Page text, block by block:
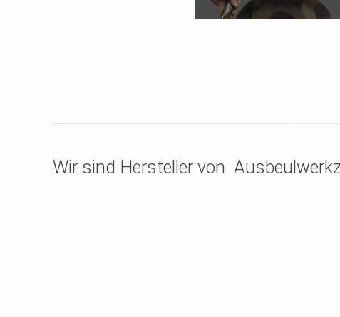
Wir sind Hersteller von